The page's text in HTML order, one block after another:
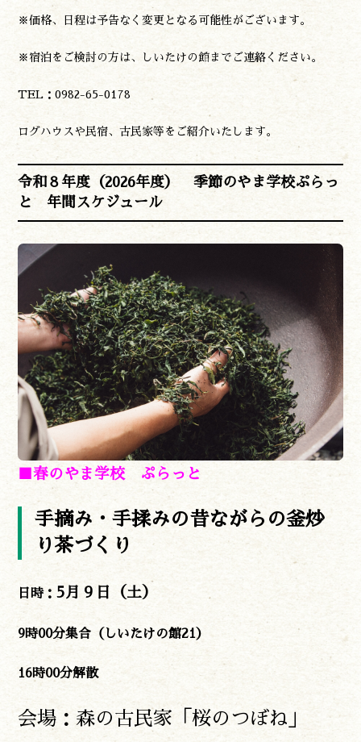
※価格、日程は予告なく変更となる可能性がございます。
※宿泊をご検討の方は、しいたけの館までご連絡ください。
TEL：0982-65-0178
ログハウスや民宿、古民家等をご紹介いたします。
令和８年度（2026年度） 季節のやま学校ぷらっ
と 年間スケジュール
■春のやま学校 ぷらっと
手摘み・手揉みの昔ながらの釜炒
り茶づくり
日時：5月９日（土）
9時00分集合（しいたけの館21）
16時00分解散
会場：森の古民家「桜のつぼね」